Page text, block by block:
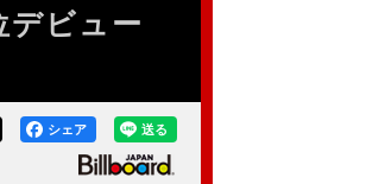
デビュー
送る
シェア